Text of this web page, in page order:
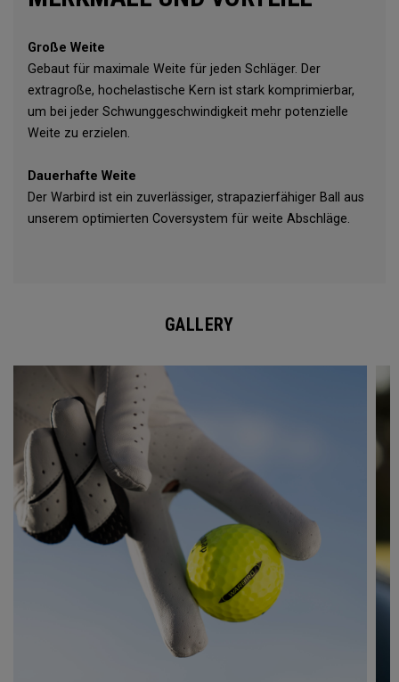
Große Weite
Gebaut für maximale Weite für jeden Schläger. Der
extragroße, hochelastische Kern ist stark komprimierbar,
um bei jeder Schwunggeschwindigkeit mehr potenzielle
Weite zu erzielen.
Dauerhafte Weite
Der Warbird ist ein zuverlässiger, strapazierfähiger Ball aus
unserem optimierten Coversystem für weite Abschläge.
GALLERY